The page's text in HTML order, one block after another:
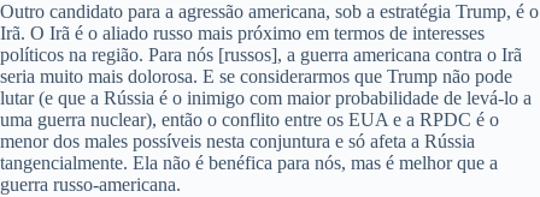
Outro candidato para a agressão americana, sob a estratégia Trump, é o
Irã. O Irã é o aliado russo mais próximo em termos de interesses
políticos na região. Para nós [russos], a guerra americana contra o Irã
seria muito mais dolorosa. E se considerarmos que Trump não pode
lutar (e que a Rússia é o inimigo com maior probabilidade de levá-lo a
uma guerra nuclear), então o conflito entre os EUA e a RPDC é o
menor dos males possíveis nesta conjuntura e só afeta a Rússia
tangencialmente. Ela não é benéfica para nós, mas é melhor que a
guerra russo-americana.